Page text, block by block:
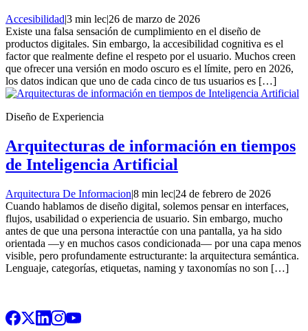
Accesibilidad|3 min lec|26 de marzo de 2026
Existe una falsa sensación de cumplimiento en el diseño de
productos digitales. Sin embargo, la accesibilidad cognitiva es el
factor que realmente define el respeto por el usuario. Muchos creen
que ofrecer una versión en modo oscuro es el límite, pero en 2026,
los datos indican que uno de cada cinco de tus usuarios es […]
Diseño de Experiencia
Arquitecturas de información en tiempos
de Inteligencia Artificial
Arquitectura De Informacion|8 min lec|24 de febrero de 2026
Cuando hablamos de diseño digital, solemos pensar en interfaces,
flujos, usabilidad o experiencia de usuario. Sin embargo, mucho
antes de que una persona interactúe con una pantalla, ya ha sido
orientada —y en muchos casos condicionada— por una capa menos
visible, pero profundamente estructurante: la arquitectura semántica.
Lenguaje, categorías, etiquetas, naming y taxonomías no son […]